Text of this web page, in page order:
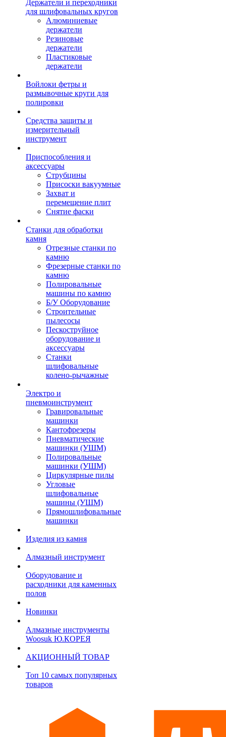
Держатели и переходники
для шлифовальных кругов
Алюминиевые
держатели
Резиновые
держатели
Пластиковые
держатели
Войлоки фетры и
размывочные круги для
полировки
Средства защиты и
измерительный
инструмент
Приспособления и
аксессуары
Струбцины
Присоски вакуумные
Захват и
перемещение плит
Снятие фаски
Станки для обработки
камня
Отрезные станки по
камню
Фрезерные станки по
камню
Полировальные
машины по камню
Б/У Оборудование
Строительные
пылесосы
Пескоструйное
оборудование и
аксессуары
Станки
шлифовальные
колено-рычажные
Электро и
пневмоинструмент
Гравировальные
машинки
Кантофрезеры
Пневматические
машинки (УШМ)
Полировальные
машинки (УШМ)
Циркулярные пилы
Угловые
шлифовальные
машины (УШМ)
Прямошлифовальные
машинки
Изделия из камня
Алмазный инструмент
Оборудование и
расходники для каменных
полов
Новинки
Алмазные инструменты
Woosuk Ю.КОРЕЯ
АКЦИОННЫЙ ТОВАР
Топ 10 самых популярных
товаров